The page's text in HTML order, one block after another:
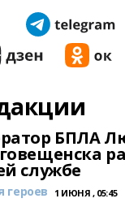
БПЛА
службе
героев 1 ИЮНЯ , 05:45